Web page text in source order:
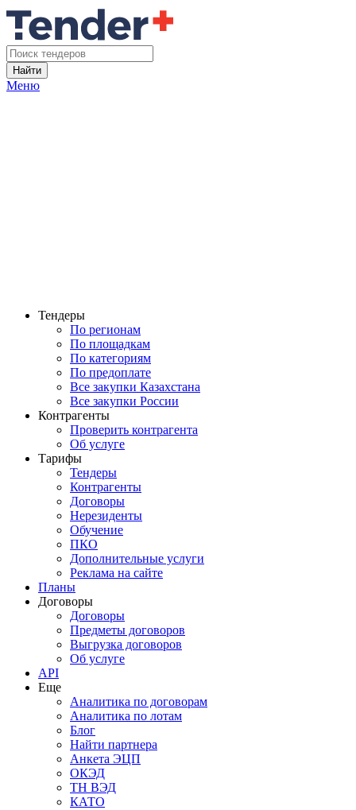
Найти
Меню
Тендеры
По регионам
По площадкам
По категориям
По предоплате
Все закупки Казахстана
Все закупки России
Контрагенты
Проверить контрагента
Об услуге
Тарифы
Тендеры
Контрагенты
Договоры
Нерезиденты
Обучение
ПКО
Дополнительные услуги
Реклама на сайте
Планы
Договоры
Договоры
Предметы договоров
Выгрузка договоров
Об услуге
API
Еще
Аналитика по договорам
Аналитика по лотам
Блог
Найти партнера
Анкета ЭЦП
ОКЭД
ТН ВЭД
КАТО